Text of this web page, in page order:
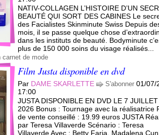
NATIV-COLLAGEN L’HISTOIRE D’UN
BEAUTÉ QUI SORT DES CABINES Le
des Facialistes Skinminute Swiss Depuis
mois, il se passe quelque chose
dans les instituts de beauté. Bodyminute
plus de 150 000 soins du visage réalisés...
carnet de mode
Film Justa disponible en dvd
Par DAME SKARLETTE S'abonner 01/07/
17:00
JUSTA DISPONIBLE EN DVD LE 7 JUILLET
2026 Bonus : Tournage avec la réalisatrice
de vente conseillé : 19.99 euros JUSTA
par Teresa Villaverde Scénario : Teresa
Villaverde Avec : Betty Faria, Madalena